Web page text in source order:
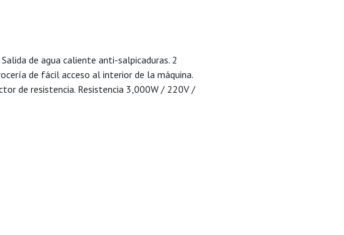
de agua caliente anti-salpicaduras. 2
de fácil acceso al interior de la máquina.
de resistencia. Resistencia 3,000W / 220V /